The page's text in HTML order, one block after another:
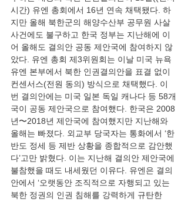
시간) 유엔 총회에서 16년 연속 채택됐다. 하
지만 올해 북한군의 해양수산부 공무원 사살
사건에도 불구하고 한국 정부는 지난해에 이
어 올해도 결의안 공동 제안국에 참여하지 않
았다. 유엔 총회 제3위원회는 이날 미국 뉴욕
유엔 본부에서 북한 인권결의안을 표결 없이
컨센서스(전원 동의) 방식으로 채택했다. 이
번 결의안에는 미국 일본 독일 캐나다 등 58개
국이 공동 제안국으로 참여했다. 한국은 2008
년〜2018년 제안국에 참여했지만 지난해와
올해는 빠졌다. 외교부 당국자는 통화에서 ‘한
반도 정세 등 제반 상황을 종합적으로 감안했
다’고만 밝혔다. 이는 지난해 결의안 제안국에
불참했을 때도 내세웠던 이유다. 유엔은 결의
안에서 ‘오랫동안 조직적으로 자행되고 있는
북한 정권의 인권 침해를 강력하게 규탄한